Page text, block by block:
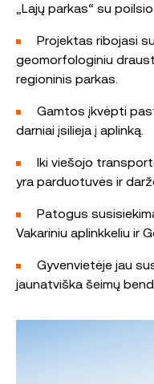
„Lajų parkas“ su
Projektas ribojasi
geomorfologiniu
regioninis parkas.
Gamtos įkvėpti
darniai įsilieja į aplinką.
Iki viešojo
yra parduotuvės ir
Patogus
Vakariniu aplinkkeliu ir
Gyvenvietėje jau
jaunatviška šeimų